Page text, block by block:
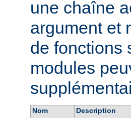
une chaîne
argument et
de fonctions
modules
Nom Description